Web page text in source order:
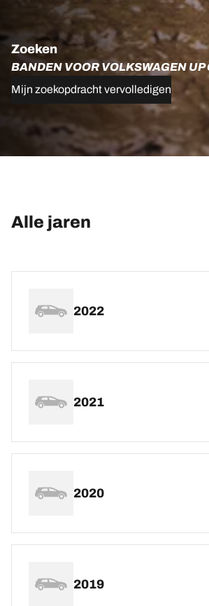
Zoeken
BANDEN VOOR VOLKSWAGEN UP
Mijn zoekopdracht vervolledigen
Alle jaren
2022
2021
2020
2019